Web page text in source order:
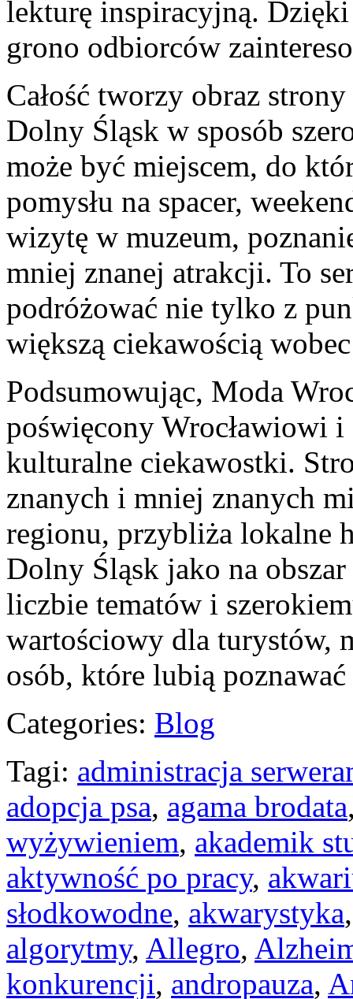
lekturę inspiracyjną. Dzięki
grono odbiorców
Całość tworzy obraz
Dolny Śląsk w sposób
może być miejscem, do
pomysłu na spacer,
wizytę w muzeum,
mniej znanej atrakcji. To
podróżować nie tylko z
większą ciekawością
Podsumowując, Moda
poświęcony Wrocławiowi
kulturalne ciekawostki.
znanych i mniej znanych
regionu, przybliża lokalne
Dolny Śląsk jako na
liczbie tematów i
wartościowy dla turystów,
osób, które lubią
Categories: Blog
Tagi: administracja
adopcja psa, agama brodata
wyżywieniem, akademik
aktywność po pracy,
słodkowodne, akwarystyka
algorytmy, Allegro,
konkurencji, andropauza,